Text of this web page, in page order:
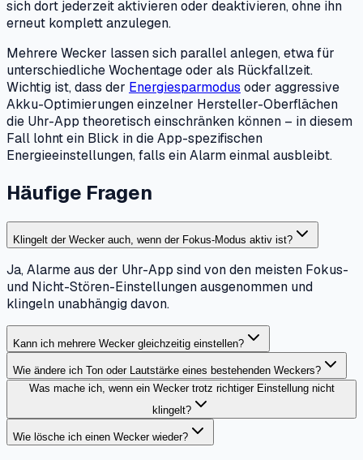
sich dort jederzeit aktivieren oder deaktivieren, ohne ihn
erneut komplett anzulegen.
Mehrere Wecker lassen sich parallel anlegen, etwa für
unterschiedliche Wochentage oder als Rückfallzeit.
Wichtig ist, dass der Energiesparmodus oder aggressive
Akku-Optimierungen einzelner Hersteller-Oberflächen
die Uhr-App theoretisch einschränken können – in diesem
Fall lohnt ein Blick in die App-spezifischen
Energieeinstellungen, falls ein Alarm einmal ausbleibt.
Häufige Fragen
Klingelt der Wecker auch, wenn der Fokus-Modus aktiv ist?
Ja, Alarme aus der Uhr-App sind von den meisten Fokus-
und Nicht-Stören-Einstellungen ausgenommen und
klingeln unabhängig davon.
Kann ich mehrere Wecker gleichzeitig einstellen?
Wie ändere ich Ton oder Lautstärke eines bestehenden Weckers?
Was mache ich, wenn ein Wecker trotz richtiger Einstellung nicht
klingelt?
Wie lösche ich einen Wecker wieder?